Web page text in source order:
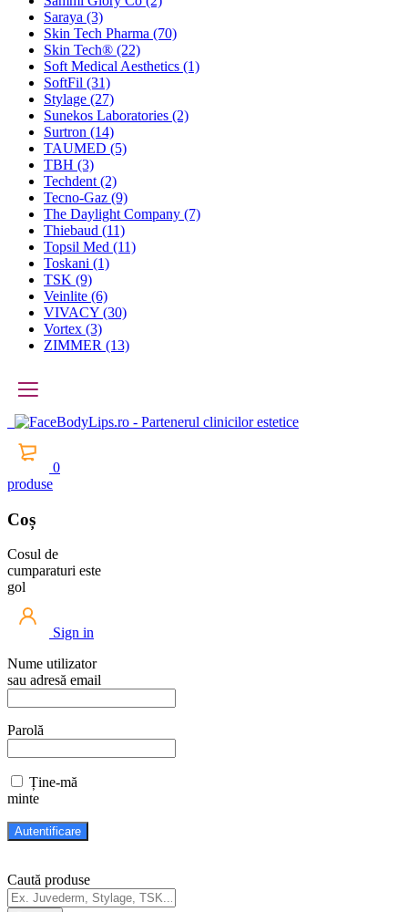
Saraya (3)
Skin Tech Pharma (70)
Skin Tech® (22)
Soft Medical Aesthetics (1)
SoftFil (31)
Stylage (27)
Sunekos Laboratories (2)
Surtron (14)
TAUMED (5)
TBH (3)
Techdent (2)
Tecno-Gaz (9)
The Daylight Company (7)
Thiebaud (11)
Topsil Med (11)
Toskani (1)
TSK (9)
Veinlite (6)
VIVACY (30)
Vortex (3)
ZIMMER (13)
0
produse
Coș
Cosul de
cumparaturi este
gol
Sign in
Nume utilizator
sau adresă email
Parolă
Ține-mă
minte
Caută produse